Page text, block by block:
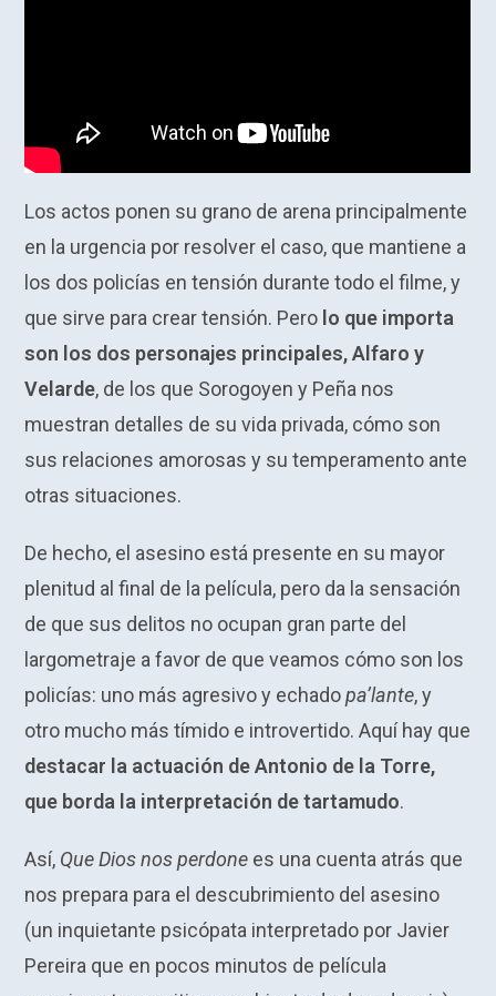
Los actos ponen su grano de arena principalmente
en la urgencia por resolver el caso, que mantiene a
los dos policías en tensión durante todo el filme, y
que sirve para crear tensión. Pero lo que importa
son los dos personajes principales, Alfaro y
Velarde, de los que Sorogoyen y Peña nos
muestran detalles de su vida privada, cómo son
sus relaciones amorosas y su temperamento ante
otras situaciones.
De hecho, el asesino está presente en su mayor
plenitud al final de la película, pero da la sensación
de que sus delitos no ocupan gran parte del
largometraje a favor de que veamos cómo son los
policías: uno más agresivo y echadopa’lante, y
otro mucho más tímido e introvertido. Aquí hay que
destacar la actuación de Antonio de la Torre,
que borda la interpretación de tartamudo.
Así, Que Dios nos perdone es una cuenta atrás que
nos prepara para el descubrimiento del asesino
(un inquietante psicópata interpretado por Javier
Pereira que en pocos minutos de película